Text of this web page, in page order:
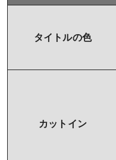
タイトルの色
カットイン